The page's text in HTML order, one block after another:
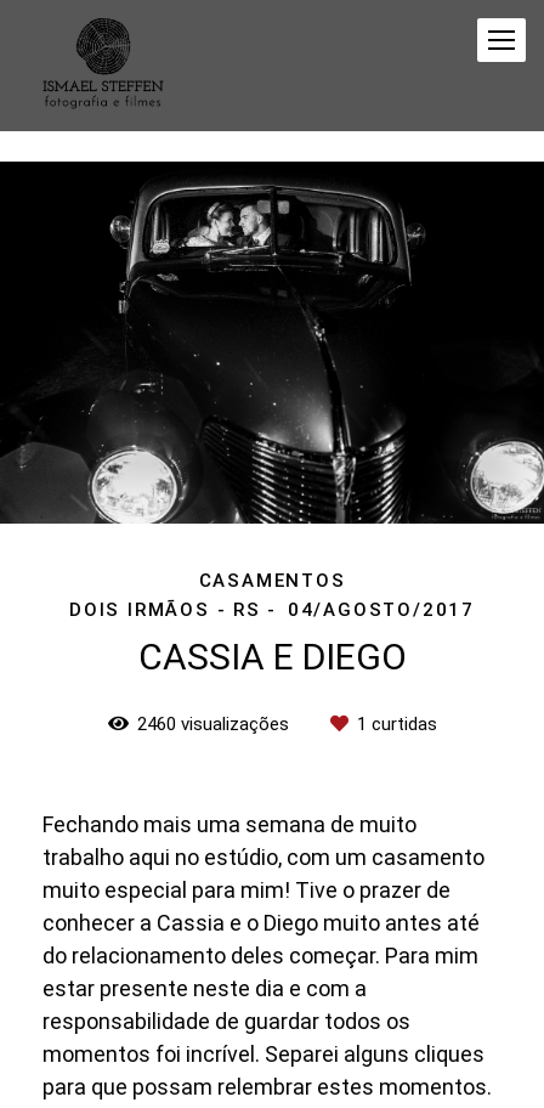
CASAMENTOS
DOIS IRMÃOS - RS
04/AGOSTO/2017
CASSIA E DIEGO
2460 visualizações 1 curtidas
Fechando mais uma semana de muito
trabalho aqui no estúdio, com um casamento
muito especial para mim! Tive o prazer de
conhecer a Cassia e o Diego muito antes até
do relacionamento deles começar. Para mim
estar presente neste dia e com a
responsabilidade de guardar todos os
momentos foi incrível. Separei alguns cliques
para que possam relembrar estes momentos.